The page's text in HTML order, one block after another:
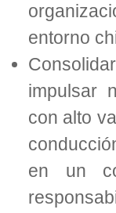
entorno
impulsar
con alto
en un